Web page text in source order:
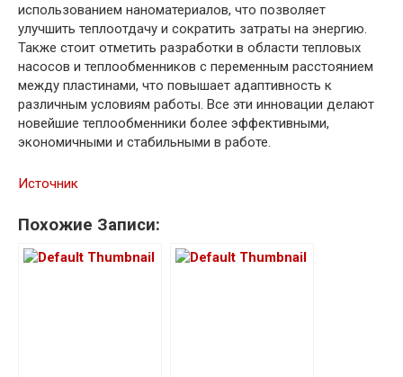
использованием наноматериалов, что позволяет
улучшить теплоотдачу и сократить затраты на энергию.
Также стоит отметить разработки в области тепловых
насосов и теплообменников с переменным расстоянием
между пластинами, что повышает адаптивность к
различным условиям работы. Все эти инновации делают
новейшие теплообменники более эффективными,
экономичными и стабильными в работе.
Источник
Похожие Записи: